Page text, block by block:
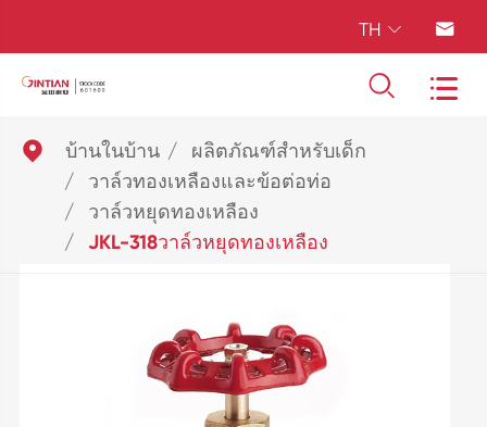
TH  
 
 บ้านในบ้าน
ผลิตภัณฑ์สำหรับเด็ก
วาล์วทองเหลืองและข้อต่อท่อ
วาล์วหยุดทองเหลือง
JKL-318วาล์วหยุดทองเหลือง